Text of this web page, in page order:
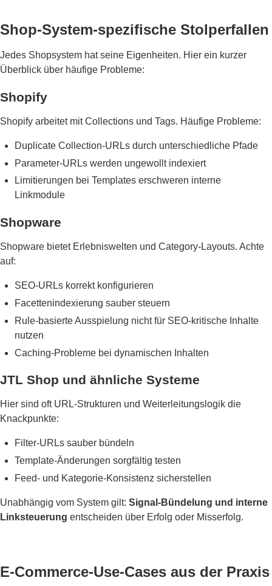
Shop-System-spezifische Stolperfallen
Jedes Shopsystem hat seine Eigenheiten. Hier ein kurzer
Überblick über häufige Probleme:
Shopify
Shopify arbeitet mit Collections und Tags. Häufige Probleme:
Duplicate Collection-URLs durch unterschiedliche Pfade
Parameter-URLs werden ungewollt indexiert
Limitierungen bei Templates erschweren interne
Linkmodule
Shopware
Shopware bietet Erlebniswelten und Category-Layouts. Achte
auf:
SEO-URLs korrekt konfigurieren
Facettenindexierung sauber steuern
Rule-basierte Ausspielung nicht für SEO-kritische Inhalte
nutzen
Caching-Probleme bei dynamischen Inhalten
JTL Shop und ähnliche Systeme
Hier sind oft URL-Strukturen und Weiterleitungslogik die
Knackpunkte:
Filter-URLs sauber bündeln
Template-Änderungen sorgfältig testen
Feed- und Kategorie-Konsistenz sicherstellen
Unabhängig vom System gilt: Signal-Bündelung und interne
Linksteuerung entscheiden über Erfolg oder Misserfolg.
E-Commerce-Use-Cases aus der Praxis